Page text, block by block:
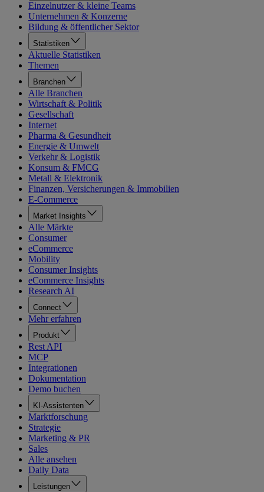
Einzelnutzer & kleine Teams
Unternehmen & Konzerne
Bildung & öffentlicher Sektor
Statistiken
Aktuelle Statistiken
Themen
Branchen
Alle Branchen
Wirtschaft & Politik
Gesellschaft
Internet
Pharma & Gesundheit
Energie & Umwelt
Verkehr & Logistik
Konsum & FMCG
Metall & Elektronik
Finanzen, Versicherungen & Immobilien
E-Commerce
Market Insights
Alle Märkte
Consumer
eCommerce
Mobility
Consumer Insights
eCommerce Insights
Research AI
Connect
Mehr erfahren
Produkt
Rest API
MCP
Integrationen
Dokumentation
Demo buchen
KI-Assistenten
Marktforschung
Strategie
Marketing & PR
Sales
Alle ansehen
Daily Data
Leistungen